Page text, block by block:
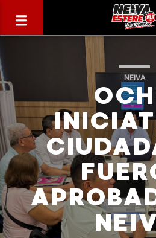
CANCIÓN ACTUAL
NEIVA